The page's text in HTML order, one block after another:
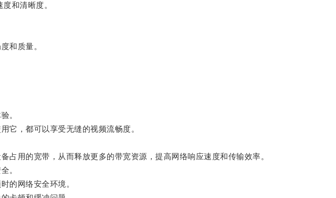
和清晰度。
和质量。
。
，都可以享受无缝的视频流畅度。
用的宽带，从而释放更多的带宽资源，提高网络响应速度和传输效率。
。
的网络安全环境。